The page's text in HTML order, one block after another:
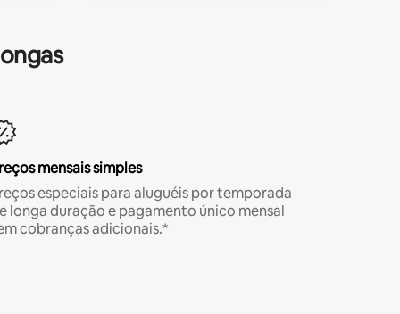
mensais simples
especiais para aluguéis por temporada
longa duração e pagamento único mensal
cobranças adicionais.*